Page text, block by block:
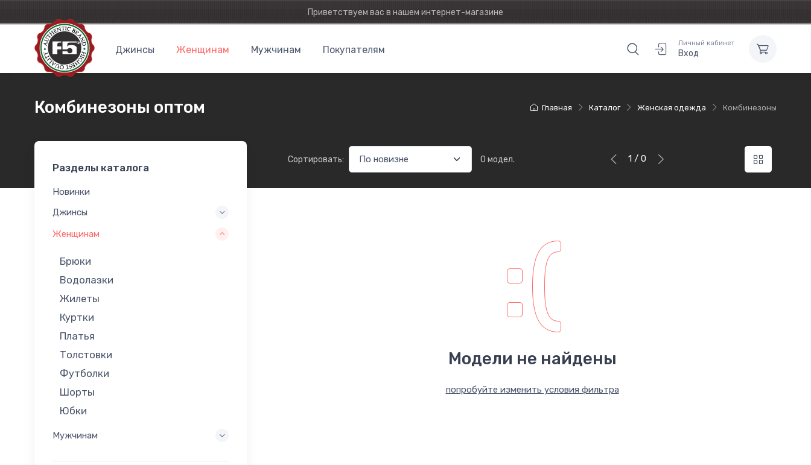
Приветствуем вас в нашем интернет-магазине
Личный кабинет
Вход
Джинсы Женщинам Мужчинам Покупателям
Главная Каталог Женская одежда Комбинезоны
Комбинезоны оптом
Разделы каталога
Новинки
Джинсы
Женщинам
Брюки
Водолазки
Жилеты
Куртки
Платья
Толстовки
Футболки
Шорты
Юбки
Мужчинам
Сортировать: 0 модел. 1 / 0
:(
Модели не найдены
попробуйте изменить условия фильтра